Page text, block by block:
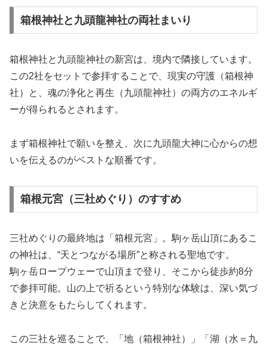
箱根神社と九頭龍神社の両社まいり
箱根神社と九頭龍神社の新宮は、境内で隣接しています。
この2社をセットで参拝することで、現実の守護（箱根神
社）と、魂の浄化と再生（九頭龍神社）の両方のエネルギ
ーが得られるとされます。
まず箱根神社で願いを整え、次に九頭龍大神に心からの想
いを伝えるのがベストな順番です。
箱根元宮（三社めぐり）のすすめ
三社めぐりの最終地は「箱根元宮」。駒ヶ岳山頂にあるこ
の神社は、“天とつながる場所”と称される聖地です。
駒ヶ岳ロープウェーで山頂まで登り、そこから徒歩約8分
で参拝可能。山の上で祈るという特別な体験は、深い気づ
きと決意をもたらしてくれます。
この三社を巡ることで、「地（箱根神社）」「湖（水＝九